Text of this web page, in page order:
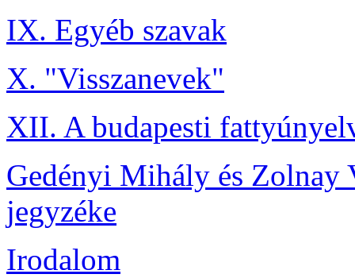
IX. Egyéb szavak
X. "Visszanevek"
XII. A budapesti
Gedényi Mihály és
jegyzéke
Irodalom